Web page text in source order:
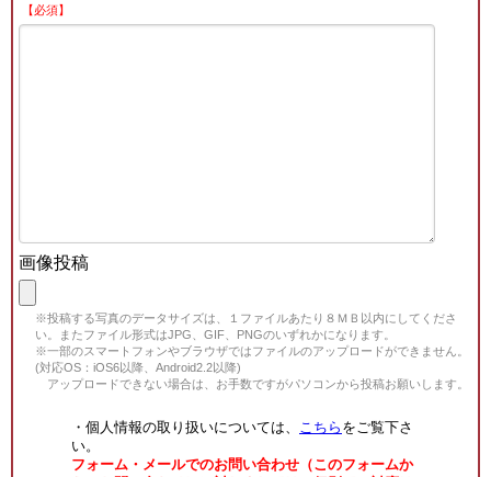
【必須】
画像投稿
※投稿する写真のデータサイズは、１ファイルあたり８ＭＢ以内にしてくださ
い。またファイル形式はJPG、GIF、PNGのいずれかになります。
※一部のスマートフォンやブラウザではファイルのアップロードができません。
(対応OS：iOS6以降、Android2.2以降)
アップロードできない場合は、お手数ですがパソコンから投稿お願いします。
・個人情報の取り扱いについては、 こちら をご覧下さ
い。
フォーム・メールでのお問い合わせ（このフォームか